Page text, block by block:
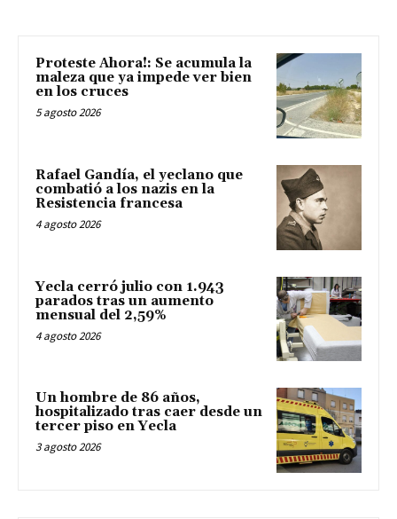
Proteste Ahora!: Se acumula la
maleza que ya impede ver bien
en los cruces
5 agosto 2026
Rafael Gandía, el yeclano que
combatió a los nazis en la
Resistencia francesa
4 agosto 2026
Yecla cerró julio con 1.943
parados tras un aumento
mensual del 2,59%
4 agosto 2026
Un hombre de 86 años,
hospitalizado tras caer desde un
tercer piso en Yecla
3 agosto 2026